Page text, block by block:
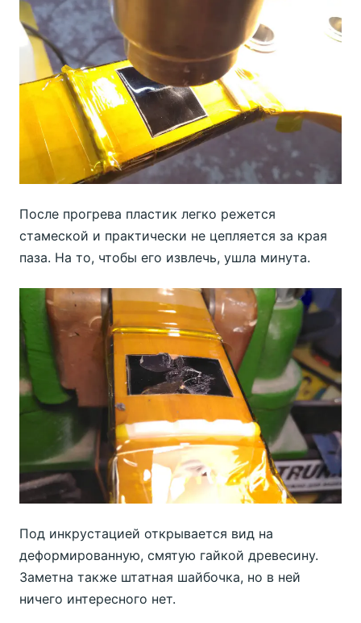
После прогрева пластик легко режется
стамеской и практически не цепляется за края
паза. На то, чтобы его извлечь, ушла минута.
Под инкрустацией открывается вид на
деформированную, смятую гайкой древесину.
Заметна также штатная шайбочка, но в ней
ничего интересного нет.